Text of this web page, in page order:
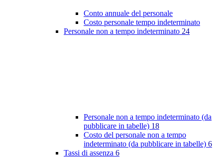
Conto annuale del personale
Costo personale tempo indeterminato
Personale non a tempo indeterminato 24
Personale non a tempo indeterminato (da
pubblicare in tabelle) 18
Costo del personale non a tempo
indeterminato (da pubblicare in tabelle) 6
Tassi di assenza 6